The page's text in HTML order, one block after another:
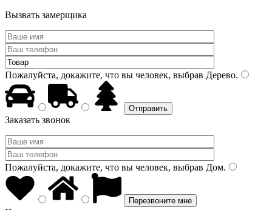
Вызвать замерщика
Пожалуйста, докажите, что вы человек, выбрав Дерево.
Заказать звонок
Пожалуйста, докажите, что вы человек, выбрав Дом.